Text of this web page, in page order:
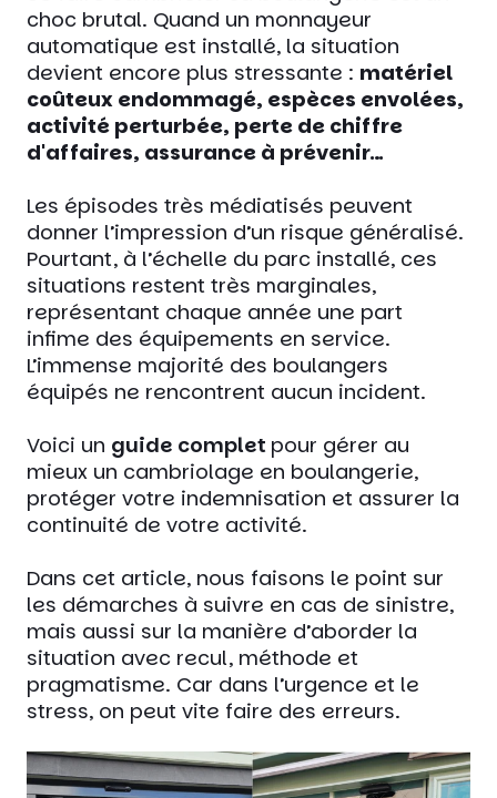
choc brutal. Quand un monnayeur
automatique est installé, la situation
devient encore plus stressante : matériel
coûteux endommagé, espèces envolées,
activité perturbée, perte de chiffre
d'affaires, assurance à prévenir…
Les épisodes très médiatisés peuvent
donner l’impression d’un risque généralisé.
Pourtant, à l’échelle du parc installé, ces
situations restent très marginales,
représentant chaque année une part
infime des équipements en service.
L’immense majorité des boulangers
équipés ne rencontrent aucun incident.
Voici un guide complet pour gérer au
mieux un cambriolage en boulangerie,
protéger votre indemnisation et assurer la
continuité de votre activité.
Dans cet article, nous faisons le point sur
les démarches à suivre en cas de sinistre,
mais aussi sur la manière d’aborder la
situation avec recul, méthode et
pragmatisme. Car dans l’urgence et le
stress, on peut vite faire des erreurs.